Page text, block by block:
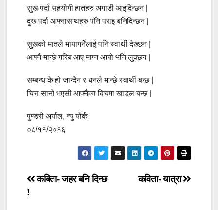
सुख पर्दा सहयोगी हातहरु अगाडी आइदिन्छन |
दुख पर्दा आफ्नासाथहरु पनि पराइ बनिदिन्छन |
सुखको मातले मायागर्नेलाई पनि स्वार्थी देख्छन |
आफ्नै मान्छे गरिब आए माग्न आयो भनि लुक्छन |
सम्बन्ध के हो जान्दैन र धनले मान्छे स्वार्थी बन्छ |
चित्त सानो भएसी आफ्नैका बिचमा खाडल बन्छ |
पुण्डरी अर्याल, न्यु योर्क
०८/११/२०१६
Post
कविता- यात्रा
कबिता- जहर बनि दिन्छ
!